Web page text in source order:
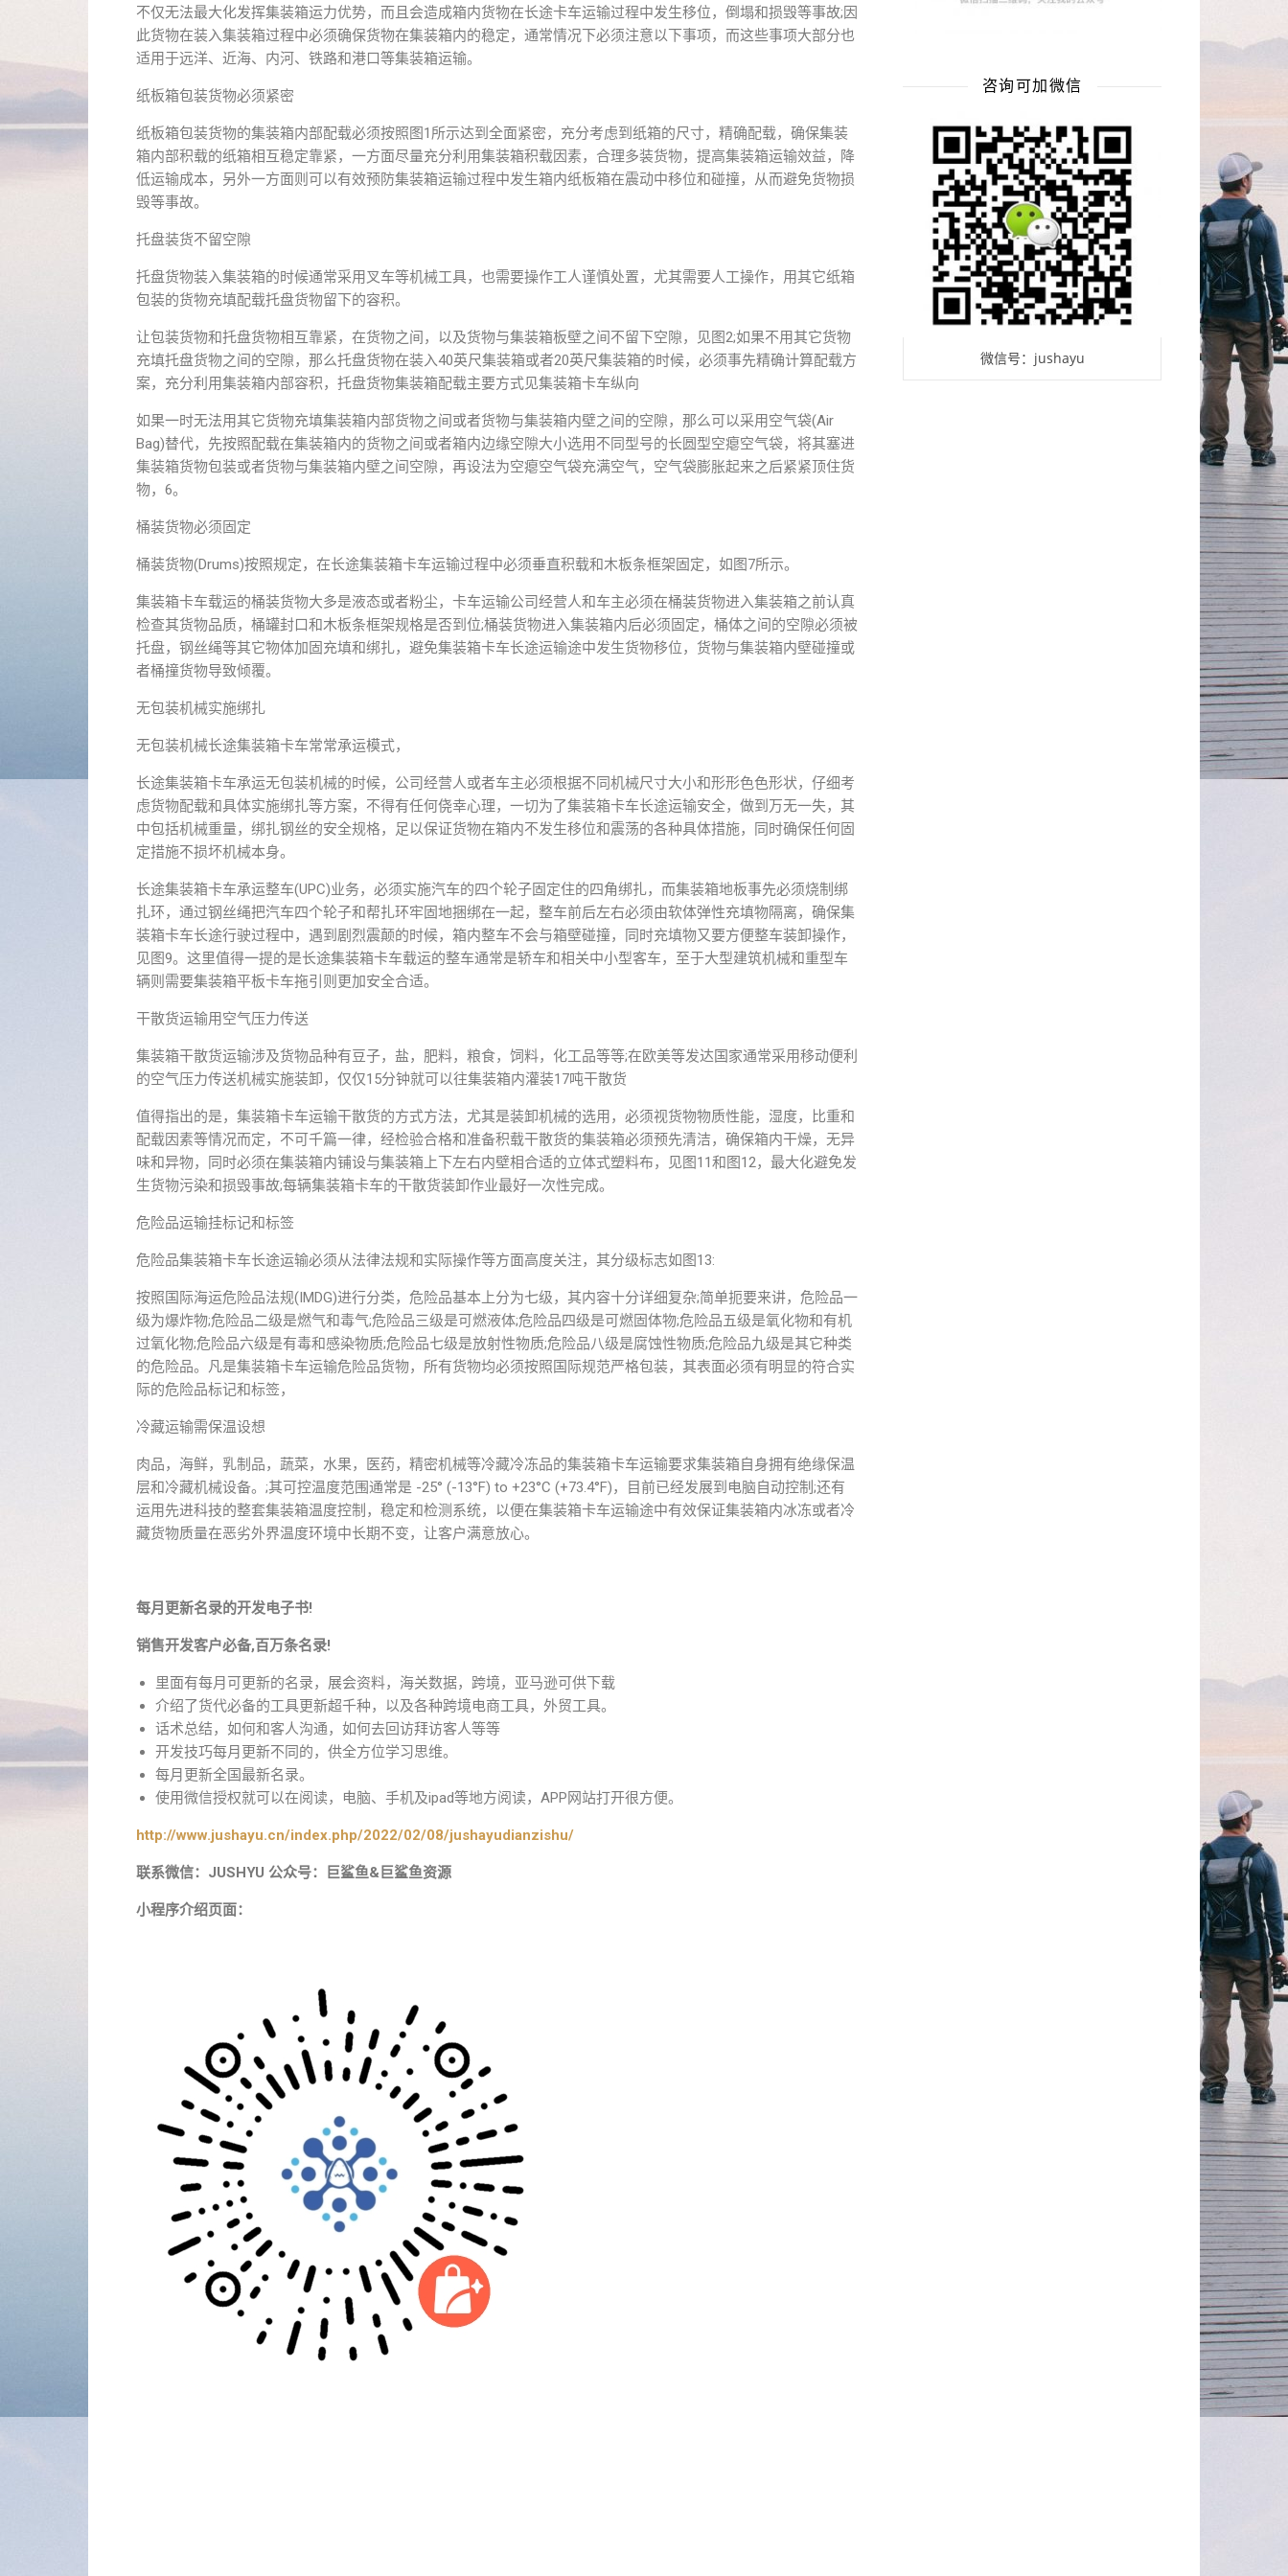
不仅无法最大化发挥集装箱运力优势，而且会造成箱内货物在长途卡车运输过程中发生移位，倒塌和损毁等事故;因
此货物在装入集装箱过程中必须确保货物在集装箱内的稳定，通常情况下必须注意以下事项，而这些事项大部分也
适用于远洋、近海、内河、铁路和港口等集装箱运输。
纸板箱包装货物必须紧密
纸板箱包装货物的集装箱内部配载必须按照图1所示达到全面紧密，充分考虑到纸箱的尺寸，精确配载，确保集装
箱内部积载的纸箱相互稳定靠紧，一方面尽量充分利用集装箱积载因素，合理多装货物，提高集装箱运输效益，降
低运输成本，另外一方面则可以有效预防集装箱运输过程中发生箱内纸板箱在震动中移位和碰撞，从而避免货物损
毁等事故。
托盘装货不留空隙
托盘货物装入集装箱的时候通常采用叉车等机械工具，也需要操作工人谨慎处置，尤其需要人工操作，用其它纸箱
包装的货物充填配载托盘货物留下的容积。
让包装货物和托盘货物相互靠紧，在货物之间，以及货物与集装箱板壁之间不留下空隙，见图2;如果不用其它货物
充填托盘货物之间的空隙，那么托盘货物在装入40英尺集装箱或者20英尺集装箱的时候，必须事先精确计算配载方
案，充分利用集装箱内部容积，托盘货物集装箱配载主要方式见集装箱卡车纵向
如果一时无法用其它货物充填集装箱内部货物之间或者货物与集装箱内壁之间的空隙，那么可以采用空气袋(Air
Bag)替代，先按照配载在集装箱内的货物之间或者箱内边缘空隙大小选用不同型号的长圆型空瘪空气袋，将其塞进
集装箱货物包装或者货物与集装箱内壁之间空隙，再设法为空瘪空气袋充满空气，空气袋膨胀起来之后紧紧顶住货
物，6。
桶装货物必须固定
桶装货物(Drums)按照规定，在长途集装箱卡车运输过程中必须垂直积载和木板条框架固定，如图7所示。
集装箱卡车载运的桶装货物大多是液态或者粉尘，卡车运输公司经营人和车主必须在桶装货物进入集装箱之前认真
检查其货物品质，桶罐封口和木板条框架规格是否到位;桶装货物进入集装箱内后必须固定，桶体之间的空隙必须被
托盘，钢丝绳等其它物体加固充填和绑扎，避免集装箱卡车长途运输途中发生货物移位，货物与集装箱内壁碰撞或
者桶撞货物导致倾覆。
无包装机械实施绑扎
无包装机械长途集装箱卡车常常承运模式，
长途集装箱卡车承运无包装机械的时候，公司经营人或者车主必须根据不同机械尺寸大小和形形色色形状，仔细考
虑货物配载和具体实施绑扎等方案，不得有任何侥幸心理，一切为了集装箱卡车长途运输安全，做到万无一失，其
中包括机械重量，绑扎钢丝的安全规格，足以保证货物在箱内不发生移位和震荡的各种具体措施，同时确保任何固
定措施不损坏机械本身。
长途集装箱卡车承运整车(UPC)业务，必须实施汽车的四个轮子固定住的四角绑扎，而集装箱地板事先必须烧制绑
扎环，通过钢丝绳把汽车四个轮子和帮扎环牢固地捆绑在一起，整车前后左右必须由软体弹性充填物隔离，确保集
装箱卡车长途行驶过程中，遇到剧烈震颠的时候，箱内整车不会与箱壁碰撞，同时充填物又要方便整车装卸操作，
见图9。这里值得一提的是长途集装箱卡车载运的整车通常是轿车和相关中小型客车，至于大型建筑机械和重型车
辆则需要集装箱平板卡车拖引则更加安全合适。
干散货运输用空气压力传送
集装箱干散货运输涉及货物品种有豆子，盐，肥料，粮食，饲料，化工品等等;在欧美等发达国家通常采用移动便利
的空气压力传送机械实施装卸，仅仅15分钟就可以往集装箱内灌装17吨干散货
值得指出的是，集装箱卡车运输干散货的方式方法，尤其是装卸机械的选用，必须视货物物质性能，湿度，比重和
配载因素等情况而定，不可千篇一律，经检验合格和准备积载干散货的集装箱必须预先清洁，确保箱内干燥，无异
味和异物，同时必须在集装箱内铺设与集装箱上下左右内壁相合适的立体式塑料布，见图11和图12，最大化避免发
生货物污染和损毁事故;每辆集装箱卡车的干散货装卸作业最好一次性完成。
危险品运输挂标记和标签
危险品集装箱卡车长途运输必须从法律法规和实际操作等方面高度关注，其分级标志如图13:
按照国际海运危险品法规(IMDG)进行分类，危险品基本上分为七级，其内容十分详细复杂;简单扼要来讲，危险品一
级为爆炸物;危险品二级是燃气和毒气;危险品三级是可燃液体;危险品四级是可燃固体物;危险品五级是氧化物和有机
过氧化物;危险品六级是有毒和感染物质;危险品七级是放射性物质;危险品八级是腐蚀性物质;危险品九级是其它种类
的危险品。凡是集装箱卡车运输危险品货物，所有货物均必须按照国际规范严格包装，其表面必须有明显的符合实
际的危险品标记和标签，
冷藏运输需保温设想
肉品，海鲜，乳制品，蔬菜，水果，医药，精密机械等冷藏冷冻品的集装箱卡车运输要求集装箱自身拥有绝缘保温
层和冷藏机械设备。;其可控温度范围通常是 -25° (-13°F) to +23°C (+73.4°F)，目前已经发展到电脑自动控制;还有
运用先进科技的整套集装箱温度控制，稳定和检测系统，以便在集装箱卡车运输途中有效保证集装箱内冰冻或者冷
藏货物质量在恶劣外界温度环境中长期不变，让客户满意放心。
每月更新名录的开发电子书!
销售开发客户必备,百万条名录!
里面有每月可更新的名录，展会资料，海关数据，跨境，亚马逊可供下载
介绍了货代必备的工具更新超千种，以及各种跨境电商工具，外贸工具。
话术总结，如何和客人沟通，如何去回访拜访客人等等
开发技巧每月更新不同的，供全方位学习思维。
每月更新全国最新名录。
使用微信授权就可以在阅读，电脑、手机及ipad等地方阅读，APP网站打开很方便。
http://www.jushayu.cn/index.php/2022/02/08/jushayudianzishu/
联系微信：JUSHYU 公众号：巨鲨鱼&巨鲨鱼资源
小程序介绍页面：
咨询可加微信
微信号：jushayu